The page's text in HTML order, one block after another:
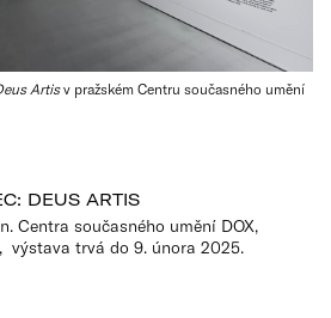
Artisv pražském Centru současného umění
DEUS ARTIS
Centra současného umění DOX,
výstava trvá do 9. února 2025.